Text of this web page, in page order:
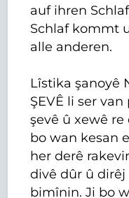
auf ihren
Schlaf kommt
alle anderen.
Lîstika şanoyê
ŞEVÊ li ser
şevê û xewê
bo wan kesan
her derê
divê dûr û
bimînin. Ji bo